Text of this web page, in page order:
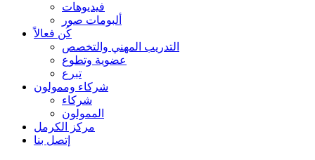
فيديوهات
ألبومات صور
كُن فعالاً
التدريب المهني والتخصص
عضوية وتطوع
تبرع
شركاء وممولون
شركاء
الممولون
مركز الكرمل
إتصل بنا